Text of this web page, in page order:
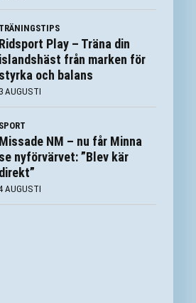
TRÄNINGSTIPS
Ridsport Play – Träna din
islandshäst från marken för
styrka och balans
3 AUGUSTI
SPORT
Missade NM – nu får Minna
se nyförvärvet: ”Blev kär
direkt”
AUGUSTI